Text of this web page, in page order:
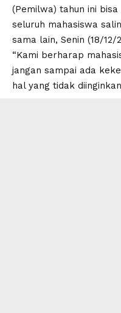
(Pemilwa) tahun ini
seluruh mahasiswa
sama lain, Senin (18/12/
“Kami berharap
jangan sampai ada
hal yang tidak